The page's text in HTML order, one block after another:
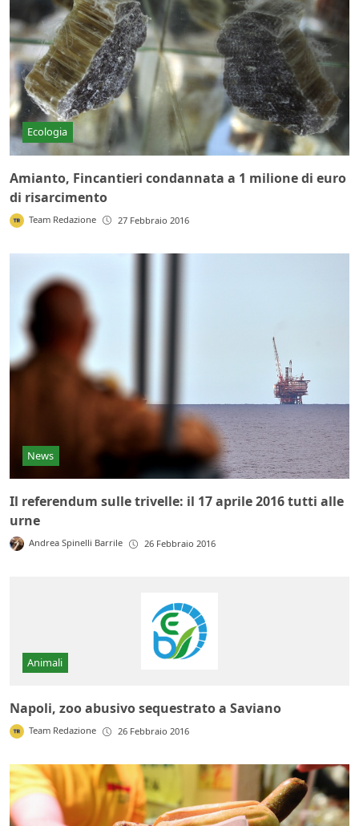
Ecologia
Amianto, Fincantieri condannata a 1 milione di euro
di risarcimento
Team Redazione 27 Febbraio 2016
News
Il referendum sulle trivelle: il 17 aprile 2016 tutti alle
urne
Andrea Spinelli Barrile 26 Febbraio 2016
Animali
Napoli, zoo abusivo sequestrato a Saviano
Team Redazione 26 Febbraio 2016